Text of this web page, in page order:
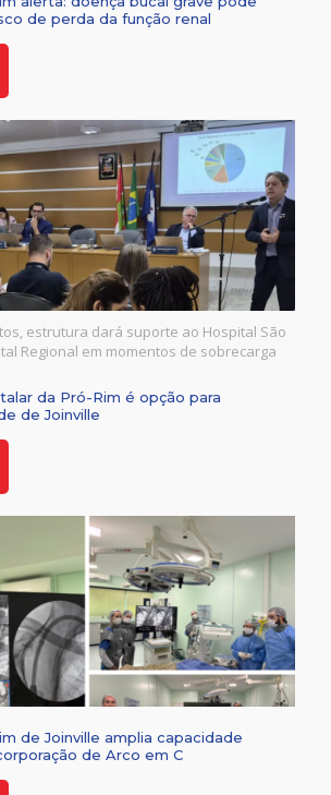
de perda da função renal
estrutura dará suporte ao Hospital São
Regional em momentos de sobrecarga
da Pró-Rim é opção para
de Joinville
de Joinville amplia capacidade
de Arco em C